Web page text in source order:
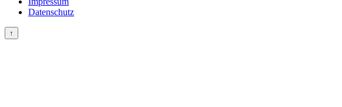
Datenschutz
↑